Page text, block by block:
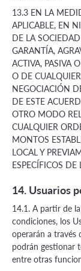
13.3 EN LA
APLICABLE, EN
DE LA
GARANTÍA,
ACTIVA, PASIVA
O DE
NEGOCIACIÓN
DE ESTE
OTRO MODO
CUALQUIER
MONTOS
LOCAL Y
ESPECÍFICOS
14. Usuarios
14.1. A partir de
condiciones, los
operarán a través
podrán gestionar
entre otras